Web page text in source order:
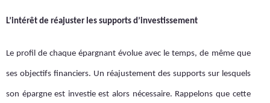
L’intérêt de réajuster les supports d’investissement
Le profil de chaque épargnant évolue avec le temps, de même que
ses objectifs financiers. Un réajustement des supports sur lesquels
son épargne est investie est alors nécessaire. Rappelons que cette